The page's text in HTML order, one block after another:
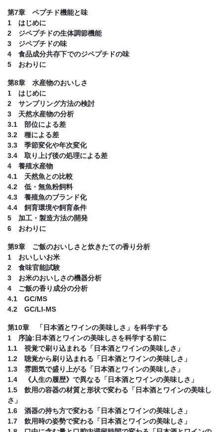
第7章 ペプチド機能と味
1 はじめに
2 ジペプチドの生体調節機能
3 ジペプチドの味
4 食品成分共存下でのジペプチドの味
5 おわりに
第8章 水産物のおいしさ
1 はじめに
2 サンプリング方法の検討
3 天然水産物の分析
3.1 部位による差
3.2 種による差
3.3 季節変化や年次変化
3.4 取り上げ後の処理による差
4 養殖水産物
4.1 天然魚との比較
4.2 低・無魚粉飼料
4.3 養殖魚のブランド化
4.4 飼育環境や飼育条件
5 加工・製造方法の開発
6 おわりに
第9章 ご飯のおいしさと炊きたての香り分析
1 おいしいお米
2 食味官能試験
3 お米のおいしさの機器分析
4 ご飯の香り成分の分析
4.1 GC/MS
4.2 GC/LI-MS
第10章 「日本酒とワインの美味しさ」を科学する
1 序論:日本酒とワインの美味しさを科学する前に
1.1 視覚で刷り込まれる「日本酒とワインの美味しさ」
1.2 聴覚から刷り込まれる「日本酒とワインの美味しさ」
1.3 雰囲気で盛り上がる「日本酒とワインの美味しさ」
1.4 《人生の履歴》で異なる「日本酒とワインの美味しさ」
1.5 飲用の容器の材質と形状で変わる「日本酒とワインの美味し
さ」
1.6 酒器の持ち方で変わる「日本酒とワインの美味しさ」
1.7 飲用時の姿勢で変わる「日本酒とワインの美味しさ」